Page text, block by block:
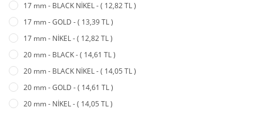
17 mm - BLACK NİKEL - ( 12,82 TL )
17 mm - GOLD - ( 13,39 TL )
17 mm - NİKEL - ( 12,82 TL )
20 mm - BLACK - ( 14,61 TL )
20 mm - BLACK NİKEL - ( 14,05 TL )
20 mm - GOLD - ( 14,61 TL )
20 mm - NİKEL - ( 14,05 TL )